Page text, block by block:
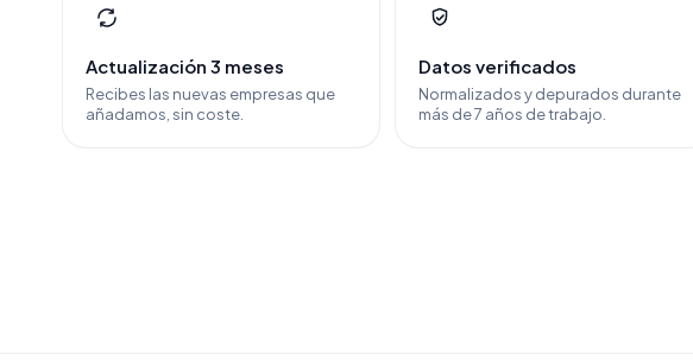
Actualización 3 meses
Recibes las nuevas empresas que
añadamos, sin coste.
Datos verificados
Normalizados y depurados durante
más de 7 años de trabajo.